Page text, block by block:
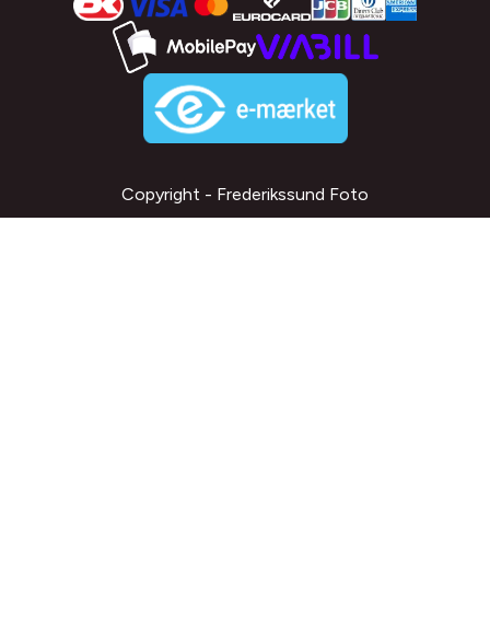
Copyright - Frederikssund Foto